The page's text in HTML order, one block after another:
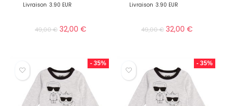
Livraison 3.90 EUR
49,00€ 32,00€
Livraison 3.90 EUR
49,00€ 32,00€
- 35% - 35%